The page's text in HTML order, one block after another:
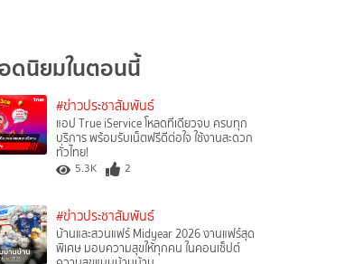
ดนิยมในตอนนี้
#ข่าวประชาสัมพันธ์
แอป True iService โหลดทีเดียวจบ ครบทุก
บริการ พร้อมรับเน็ตฟรีดีต่อใจ ใช้งานสะดวก
ทั่วไทย!
5.3K 2
#ข่าวประชาสัมพันธ์
บ้านและสวนแฟร์ Midyear 2026 งานแฟร์สุด
พิเศษ มอบความสุขให้ทุกคน ในคอนเซ็ปต์